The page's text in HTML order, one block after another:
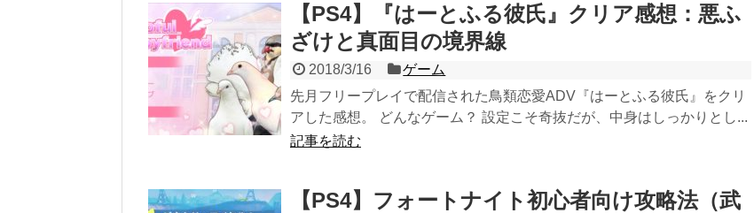
【PS4】『はーとふる彼氏』クリア感想：悪ふ
ざけと真面目の境界線
2018/3/16
ゲーム
先月フリープレイで配信された鳥類恋愛ADV『はーとふる彼氏』をクリ
アした感想。 どんなゲーム？ 設定こそ奇抜だが、中身はしっかりとし...
記事を読む
【PS4】フォートナイト初心者向け攻略法（武